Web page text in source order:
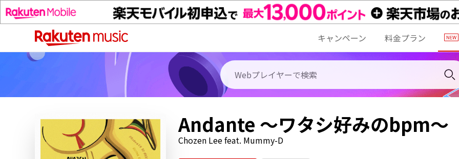
キャンペーン 料金プラン
Andante ～ワタシ好みのbpm～
Chozen Lee feat. Mummy-D